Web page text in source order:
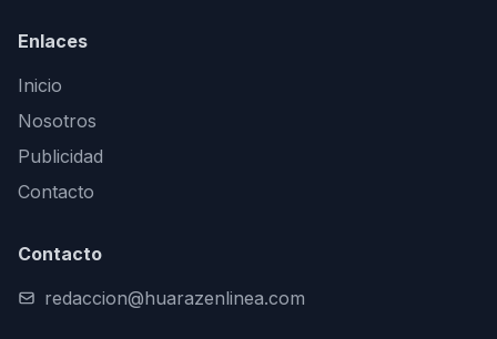
Enlaces
Inicio
Nosotros
Publicidad
Contacto
Contacto
redaccion@huarazenlinea.com